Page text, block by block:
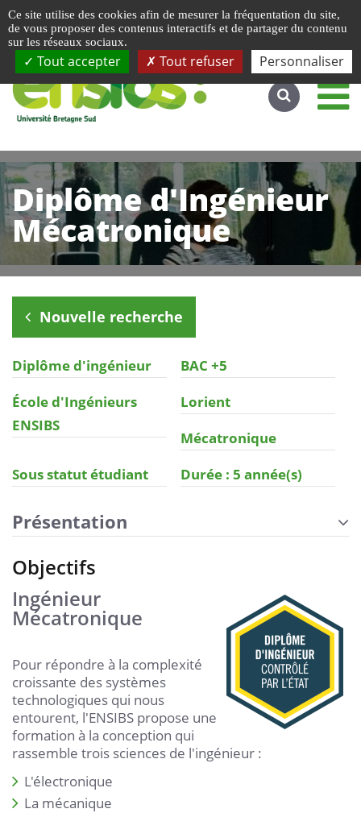
Accéder au site complet
Diplôme d'Ingénieur
Mécatronique
Nouvelle recherche
Diplôme d'ingénieur
BAC +5
École d'Ingénieurs
ENSIBS
Lorient
Mécatronique
Sous statut étudiant
Durée : 5 année(s)
Présentation
Objectifs
Ingénieur
Mécatronique
Pour répondre à la complexité
croissante des systèmes
technologiques qui nous
entourent, l'ENSIBS propose une
formation à la conception qui
rassemble trois sciences de l'ingénieur :
L'électronique
La mécanique
Ce site utilise des cookies afin de mesurer la fréquentation du site,
de vous proposer des contenus interactifs et de partager du contenu
sur les réseaux sociaux.
Tout accepter Tout refuser Personnaliser